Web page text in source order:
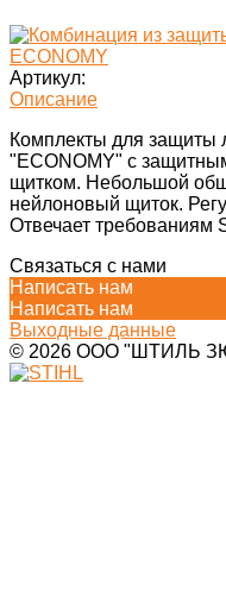
Артикул:
Описание
Комплекты для защиты
"ECONOMY" с
щитком. Небольшой
нейлоновый щиток.
Отвечает требованиям
Связаться с нами
Написать нам
Написать нам
Выходные данные
© 2026 ООО "ШТИЛЬ